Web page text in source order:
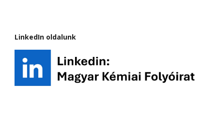
LinkedIn oldalunk